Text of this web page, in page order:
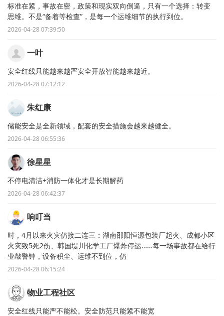
标准在紧，事故在密，政策和现实双向倒逼，只有一个选择：转变
思维。不是“备着等检查”，是每一个运维细节的执行到位。
2026-04-28 07:39:50
一叶
安全红线只能越来越严安全开放智能越来越近。
2026-04-28 07:12:12
朱红康
储能安全是全新领域，配套的安全措施会越来越健全。
2026-04-28 06:55:36
徐星星
不停电清洁+消防一体化才是长期解药
2026-04-28 06:42:37
响叮当
时，4月以来火灾仍接二连三：湖南邵阳恒源包装厂起火、成都小区
火灾致5死2伤、韩国堤川化学工厂爆炸停运……每一场事故都在给行
业敲警钟，设备积尘、运维不到位，仍
2026-04-28 06:15:24
物业工程社区
安全红线只能严不能松。安全防范只能紧不能宽